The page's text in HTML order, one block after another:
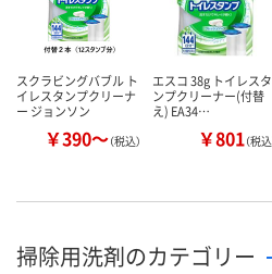
スクラビングバブル ト
イレスタンプクリーナ
ー ジョンソン
￥390～（税込）
エスコ 38g トイレスタ
ンプクリーナー(付替
え) EA34…
￥801（税込
掃除用洗剤のカテゴリー